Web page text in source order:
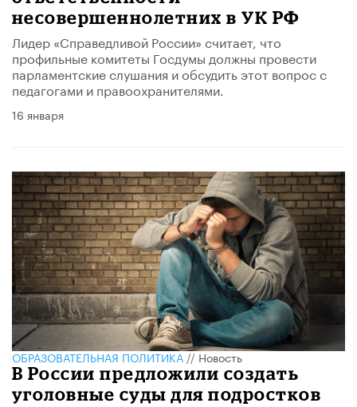
несовершеннолетних в УК РФ
Лидер «Справедливой России» считает, что
профильные комитеты Госдумы должны провести
парламентские слушания и обсудить этот вопрос с
педагогами и правоохранителями.
16 января
ОБРАЗОВАТЕЛЬНАЯ ПОЛИТИКА//Новость
В России предложили создать
уголовные суды для подростков